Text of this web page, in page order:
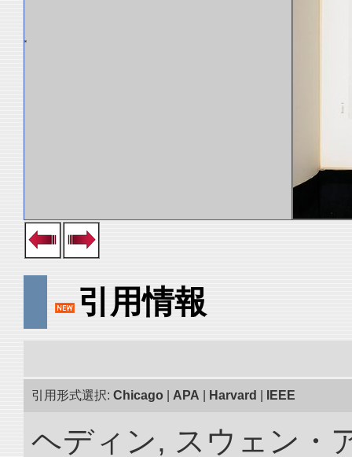
引用情報
引用形式選択: Chicago APA Harvard IEEE
ヘディン, スウェン・